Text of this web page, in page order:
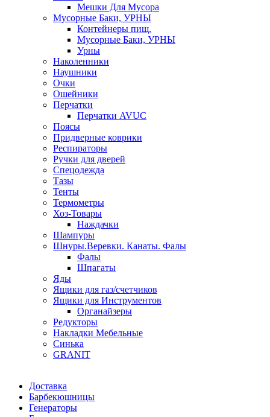
Мешки Для Мусора
Мусорные Баки, УРНЫ
Контейнеры пищ.
Мусорные Баки, УРНЫ
Урны
Наколенники
Наушники
Очки
Ошейники
Перчатки
Перчатки AVUC
Поясы
Придверные коврики
Респираторы
Ручки для дверей
Спецодежда
Тазы
Тенты
Термометры
Хоз-Товары
Наждачки
Шампуры
Шнуры.Веревки. Канаты. Фалы
Фалы
Шпагаты
Яды
Ящики для газ/счетчиков
Ящики для Инструментов
Органайзеры
Редукторы
Накладки Мебельные
Синька
GRANIT
Доставка
Барбекюшницы
Генераторы